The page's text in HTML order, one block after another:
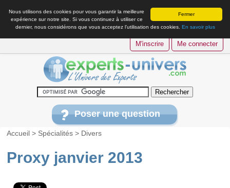
Fermer
Nous utilisons des cookies pour vous garantir la meilleure
expérience sur notre site. Si vous continuez à utiliser ce
dernier, nous considérons que vous acceptez l’utilisation des cookies. En savoir plus
M'inscrire Me connecter
Poser une question
Accueil > Spécialités > Divers
Proxy janvier 2013